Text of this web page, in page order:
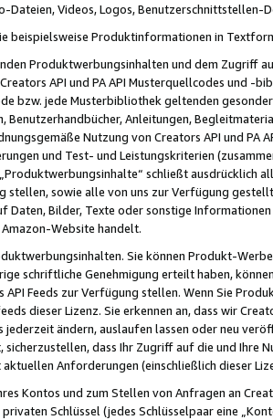
Dateien, Videos, Logos, Benutzerschnittstellen-
beispielsweise Produktinformationen in
Produktwerbungsinhalten und dem Zugriff
API und PA API Musterquellcodes und
bzw. jede Musterbibliothek geltenden
Benutzerhandbücher, Anleitungen,
Nutzung von Creators API und PA
und Test- und Leistungskriterien
schließt ausdrücklich
stellen, sowie alle von uns zur Verfügung
Daten, Bilder, Texte oder sonstige
Amazon-Website handelt.
Sie können Produkt-
schriftliche Genehmigung erteilt haben,
API Feeds zur Verfügung stellen. Wenn Sie
dieser Lizenz. Sie erkennen an, dass wir
jederzeit ändern, auslaufen lassen oder neu
dass Ihr Zugriff auf die und Ihre
Anforderungen (einschließlich dieser
Kontos und zum Stellen von Anfragen an
Schlüssel (jedes Schlüsselpaar eine